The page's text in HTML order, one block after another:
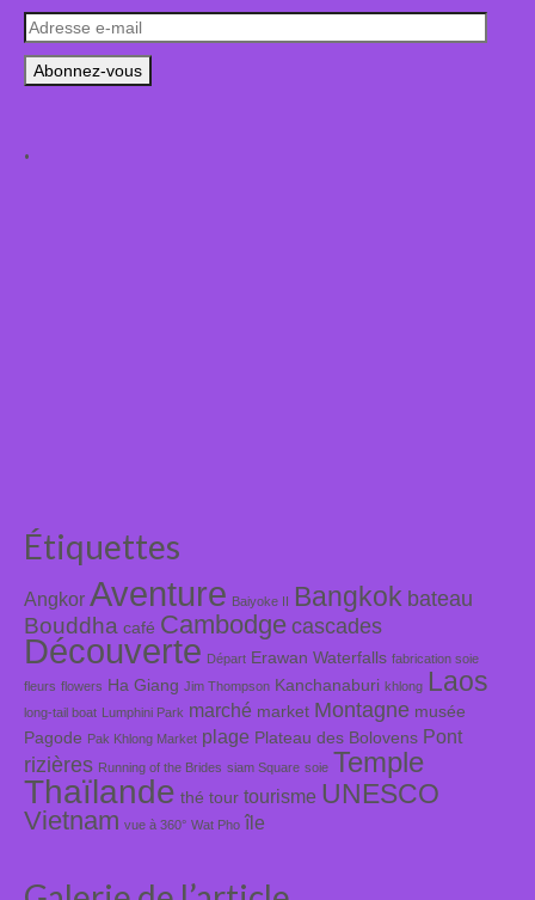
Adresse
e-
mail
.
Étiquettes
Angkor Aventure Baiyoke II Bangkok bateau
Bouddha café Cambodge cascades
Découverte Départ Erawan Waterfalls fabrication soie
fleurs flowers Ha Giang Jim Thompson Kanchanaburi khlong Laos
long-tail boat Lumphini Park marché market Montagne musée
Pagode Pak Khlong Market plage Plateau des Bolovens Pont
rizières Running of the Brides siam Square soie Temple
Thaïlande thé tour tourisme UNESCO
Vietnam vue à 360° Wat Pho île